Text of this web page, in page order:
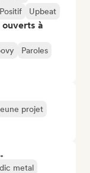
Positif Upbeat
ouverts à
Paroles
projet
metal